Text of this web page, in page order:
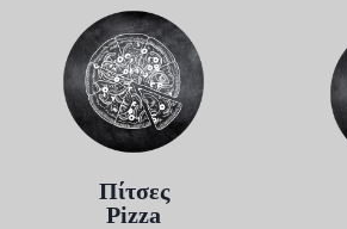
Πίτσες
Pizza